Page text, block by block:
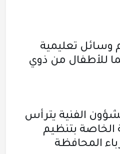
وسائل تعليمية
للأطفال من ذوي
الفنية يترأس
الخاصة بتنظيم
المحافظة